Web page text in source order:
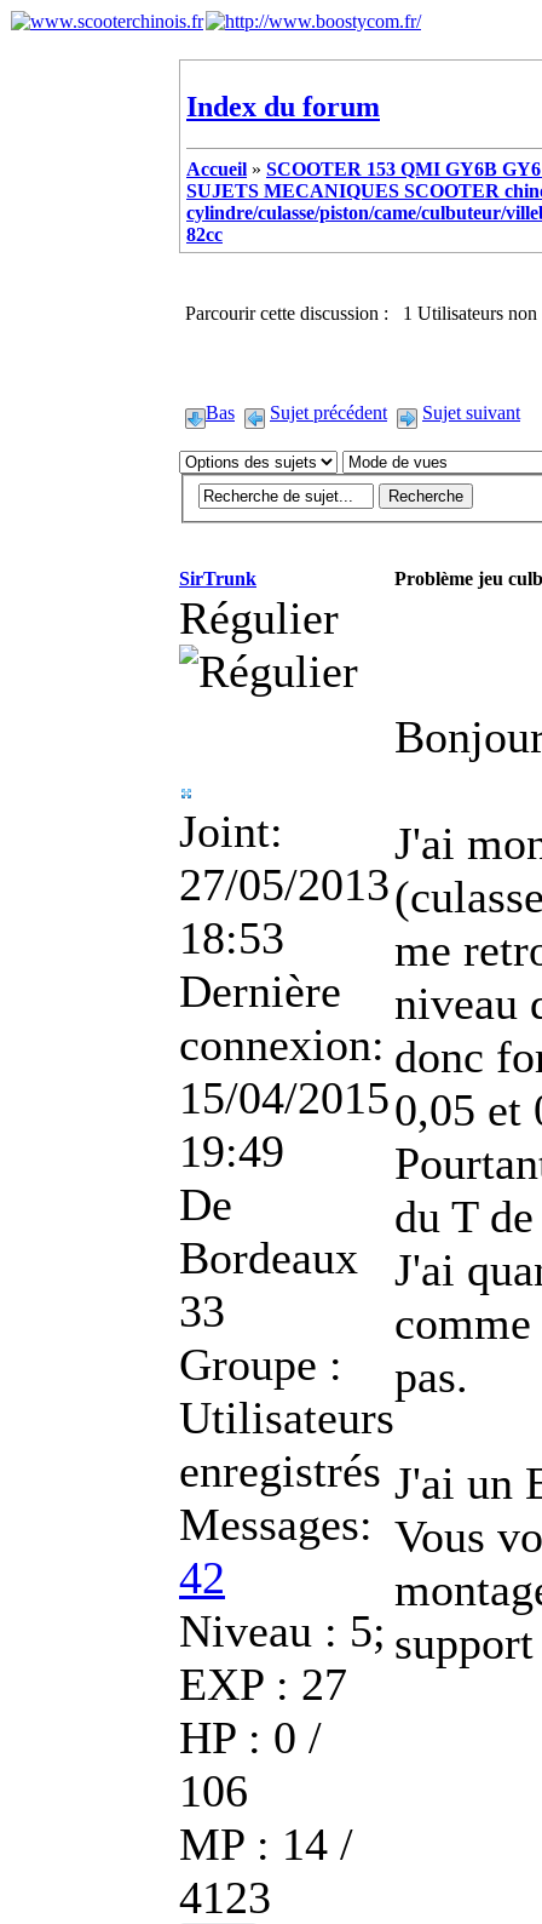
Index du forum
Accueil » SCOOTER 153 QMI GY6B
SUJETS MECANIQUES SCOOTER
cylindre/culasse/piston/came/culbuteur/
82cc
Parcourir cette discussion : 1 Utilisateurs non
Bas Sujet précédent Sujet suivant
SirTrunk Problème jeu
Régulier
Joint:
27/05/2013
18:53
Dernière
connexion:
15/04/2015
19:49
De
Bordeaux
33
Groupe :
Utilisateurs
enregistrés
Messages:
42
Niveau : 5;
EXP : 27
HP : 0 /
106
MP : 14 /
4123
J'ai
me
niveau
donc
0,05 et
du T
J'ai
pas.
J'ai un
Vous